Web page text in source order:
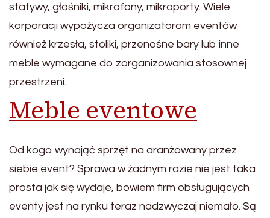
statywy, głośniki, mikrofony, mikroporty. Wiele
korporacji wypożycza organizatorom eventów
również krzesła, stoliki, przenośne bary lub inne
meble wymagane do zorganizowania stosownej
przestrzeni.
Meble eventowe
Od kogo wynająć sprzęt na aranżowany przez
siebie event? Sprawa w żadnym razie nie jest taka
prosta jak się wydaje, bowiem firm obsługujących
eventy jest na rynku teraz nadzwyczaj niemało. Są